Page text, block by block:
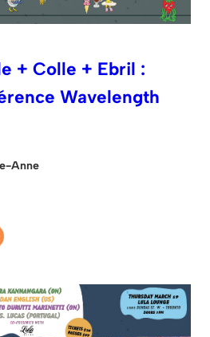
+ Colle + Ebril :
Wavelength
Anne